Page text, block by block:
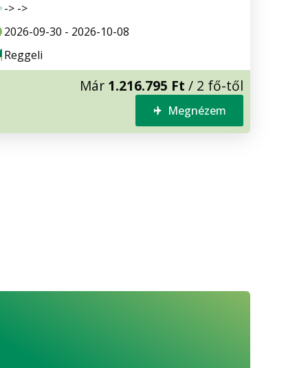
-> ->
2026-09-30 - 2026-10-08
Reggeli
Már 1.216.795 Ft / 2 fő-től
Megnézem